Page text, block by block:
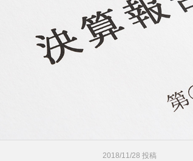
2018/11/28 投稿